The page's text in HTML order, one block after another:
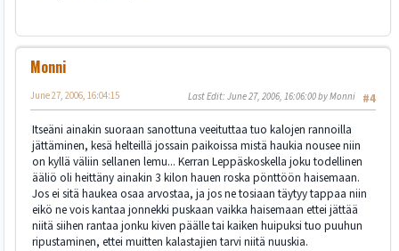
Monni
#4
June 27, 2006, 16:04:15 Last Edit: June 27, 2006, 16:06:00 by Monni
Itseäni ainakin suoraan sanottuna veeituttaa tuo kalojen rannoilla
jättäminen, kesä helteillä jossain paikoissa mistä haukia nousee niin
on kyllä väliin sellanen lemu... Kerran Leppäskoskella joku todellinen
ääliö oli heittäny ainakin 3 kilon hauen roska pönttöön haisemaan.
Jos ei sitä haukea osaa arvostaa, ja jos ne tosiaan täytyy tappaa niin
eikö ne vois kantaa jonnekki puskaan vaikka haisemaan ettei jättää
niitä siihen rantaa jonku kiven päälle tai kaiken huipuksi tuo puuhun
ripustaminen, ettei muitten kalastajien tarvi niitä nuuskia.